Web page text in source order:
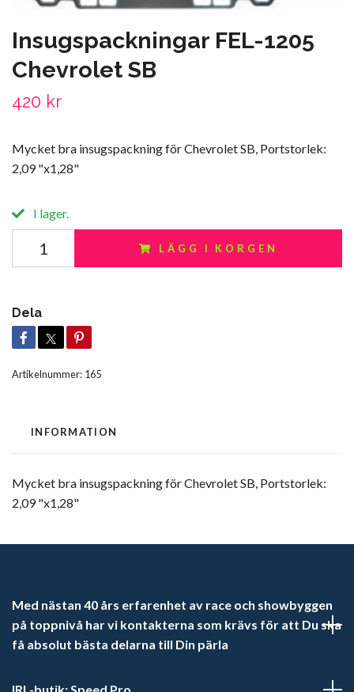
Insugspackningar FEL-1205
Chevrolet SB
420 kr
Mycket bra insugspackning för Chevrolet SB, Portstorlek:
2,09 "x1,28"
I lager.
LÄGG I KORGEN
Dela
Artikelnummer: 165
INFORMATION
Mycket bra insugspackning för Chevrolet SB, Portstorlek:
2,09 "x1,28"
Med nästan 40 års erfarenhet av race och showbyggen
på toppnivå har vi kontakterna som krävs för att Du ska
få absolut bästa delarna till Din pärla